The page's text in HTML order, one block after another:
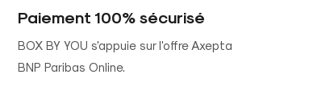
Paiement 100% sécurisé
BOX BY YOU s'appuie sur l'offre Axepta
BNP Paribas Online.